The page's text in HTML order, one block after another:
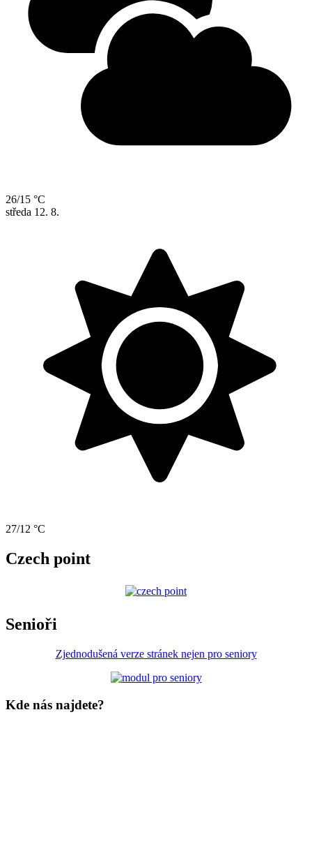
26/15 °C
středa 12. 8.
27/12 °C
Czech point
Senioři
Zjednodušená verze stránek nejen pro seniory
Kde nás najdete?